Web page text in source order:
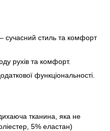
– сучасний стиль та комфорт
рухів та комфорт.
функціональності.
тканина, яка не
5% еластан)